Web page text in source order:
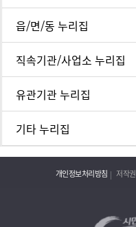
읍/면/동 누리집
직속기관/사업소 누리집
유관기관 누리집
기타 누리집
개인정보처리방침 저작